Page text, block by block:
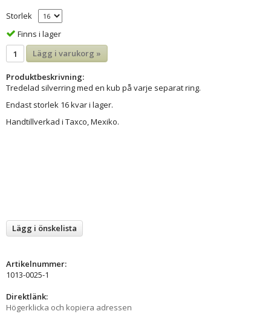
Storlek
Finns i lager
Lägg i varukorg »
Produktbeskrivning:
Tredelad silverring med en kub på varje separat ring.
Endast storlek 16 kvar i lager.
Handtillverkad i Taxco, Mexiko.
Lägg i önskelista
Artikelnummer:
1013-0025-1
Direktlänk:
Högerklicka och kopiera adressen